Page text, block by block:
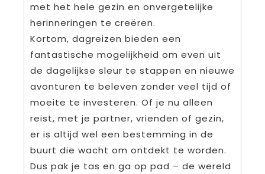
met het hele gezin en onvergetelijke
herinneringen te creëren.
Kortom, dagreizen bieden een
fantastische mogelijkheid om even uit
de dagelijkse sleur te stappen en nieuwe
avonturen te beleven zonder veel tijd of
moeite te investeren. Of je nu alleen
reist, met je partner, vrienden of gezin,
er is altijd wel een bestemming in de
buurt die wacht om ontdekt te worden.
Dus pak je tas en ga op pad – de wereld